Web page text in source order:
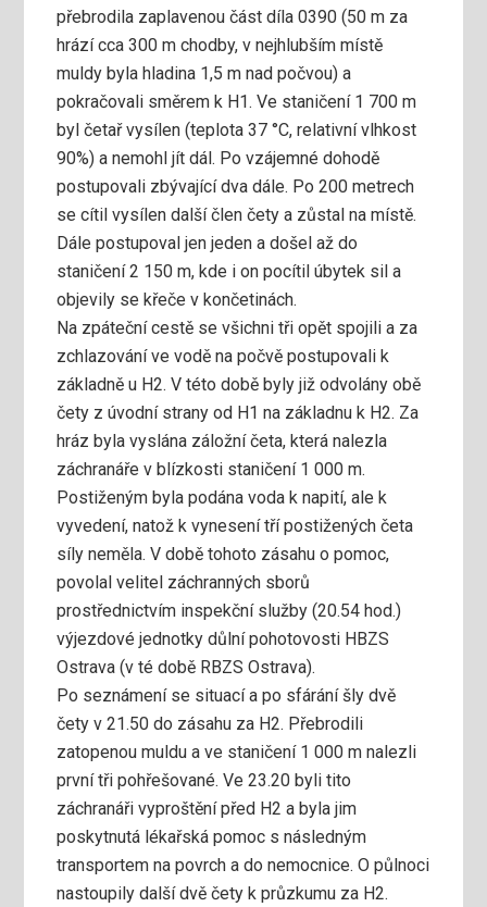
přebrodila zaplavenou část díla 0390 (50 m za
hrází cca 300 m chodby, v nejhlubším místě
muldy byla hladina 1,5 m nad počvou) a
pokračovali směrem k H1. Ve staničení 1 700 m
byl četař vysílen (teplota 37 °C, relativní vlhkost
90%) a nemohl jít dál. Po vzájemné dohodě
postupovali zbývající dva dále. Po 200 metrech
se cítil vysílen další člen čety a zůstal na místě.
Dále postupoval jen jeden a došel až do
staničení 2 150 m, kde i on pocítil úbytek sil a
objevily se křeče v končetinách.
Na zpáteční cestě se všichni tři opět spojili a za
zchlazování ve vodě na počvě postupovali k
základně u H2. V této době byly již odvolány obě
čety z úvodní strany od H1 na základnu k H2. Za
hráz byla vyslána záložní četa, která nalezla
záchranáře v blízkosti staničení 1 000 m.
Postiženým byla podána voda k napití, ale k
vyvedení, natož k vynesení tří postižených četa
síly neměla. V době tohoto zásahu o pomoc,
povolal velitel záchranných sborů
prostřednictvím inspekční služby (20.54 hod.)
výjezdové jednotky důlní pohotovosti HBZS
Ostrava (v té době RBZS Ostrava).
Po seznámení se situací a po sfárání šly dvě
čety v 21.50 do zásahu za H2. Přebrodili
zatopenou muldu a ve staničení 1 000 m nalezli
první tři pohřešované. Ve 23.20 byli tito
záchranáři vyproštění před H2 a byla jim
poskytnutá lékařská pomoc s následným
transportem na povrch a do nemocnice. O půlnoci
nastoupily další dvě čety k průzkumu za H2.